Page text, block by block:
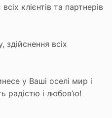
клієнтів та партнерів
всіх
у Ваші оселі мир і
радістю і любов’ю!